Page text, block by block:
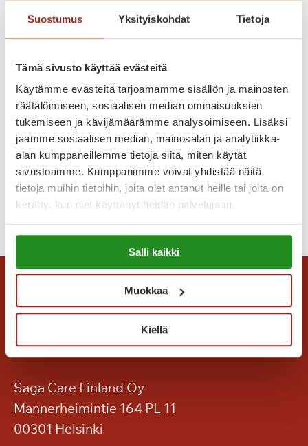
Suostumus Yksityiskohdat Tietoja
Tämä sivusto käyttää evästeitä
Käytämme evästeitä tarjoamamme sisällön ja mainosten
räätälöimiseen, sosiaalisen median ominaisuuksien
tukemiseen ja kävijämäärämme analysoimiseen. Lisäksi
jaamme sosiaalisen median, mainosalan ja analytiikka-
alan kumppaneillemme tietoja siitä, miten käytät
sivustoamme. Kumppanimme voivat yhdistää näitä
tietoja muihin tietoihin, joita olet antanut heille tai joita on
kerätty, kun olet käyttänyt heidän palvelujaan.
Lue lisää evästeistä:
https://sagacare.fi/evasteet/
Salli kaikki
Muokkaa
Kiellä
u
i
k
o
t
i
s
i
p
a
e
u
d
e
Tango hurmasi yleisön
a
g
u
m
Saga Care Finland Oy
Mannerheimintie 164 PL 11
00301 Helsinki